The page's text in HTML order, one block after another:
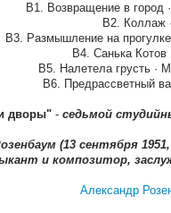
В1. Возвращение в город
В2. Коллаж
В3. Размышление на
В4. Санька Котов
В5. Налетела грусть ·
В6. Предрассветный
дворы"- седьмой
(13 сентября
и композитор,
Александр